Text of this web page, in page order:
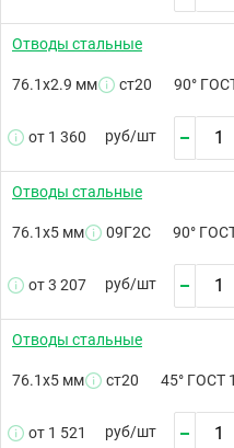
Отводы стальные
76.1х2.9 мм ст20 90°
от 1 360 руб/шт
Отводы стальные
76.1х5 мм 09Г2С 90°
от 3 207 руб/шт
Отводы стальные
76.1х5 мм ст20 45° ГОСТ
от 1 521 руб/шт